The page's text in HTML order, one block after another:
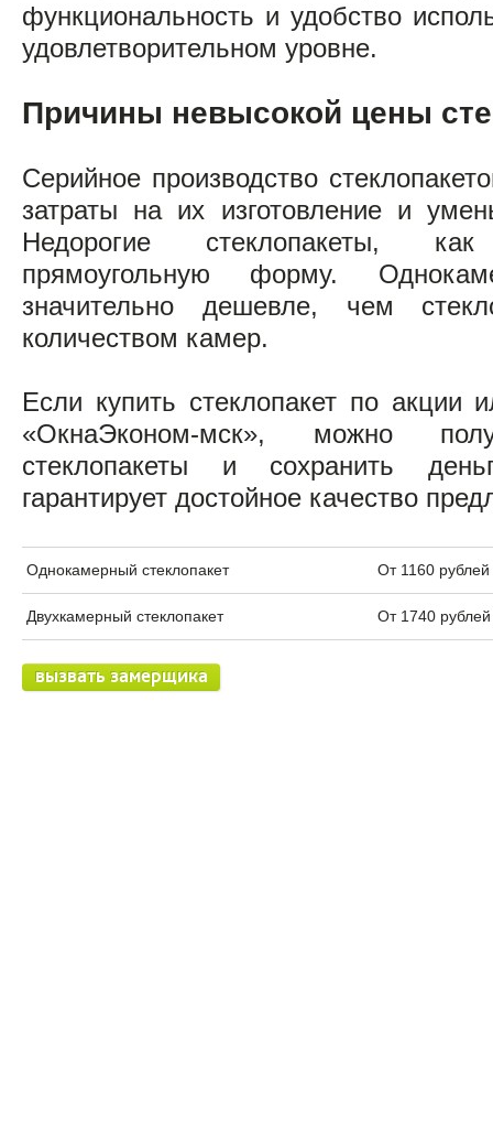
функциональность и удобство
удовлетворительном уровне.
Причины невысокой цены
Серийное производство
затраты на их изготовление и
Недорогие стеклопакеты,
прямоугольную форму.
значительно дешевле, чем
количеством камер.
Если купить стеклопакет по акции
«ОкнаЭконом-мск», можно
стеклопакеты и сохранить
гарантирует достойное качество
Однокамерный стеклопакет От 1160 рублей
Двухкамерный стеклопакет От 1740 рублей
вызвать замерщика